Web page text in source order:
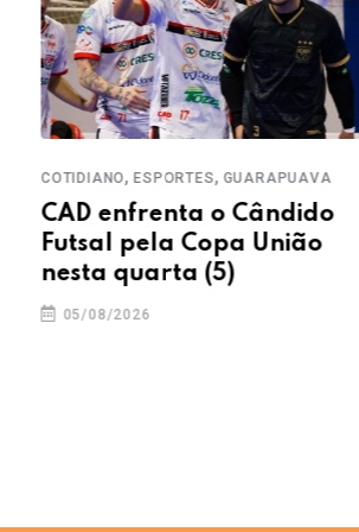
COTIDIANO,ESPORTES,GUARAPUAVA
CAD enfrenta o Cândido
Futsal pela Copa União
nesta quarta (5)
05/08/2026